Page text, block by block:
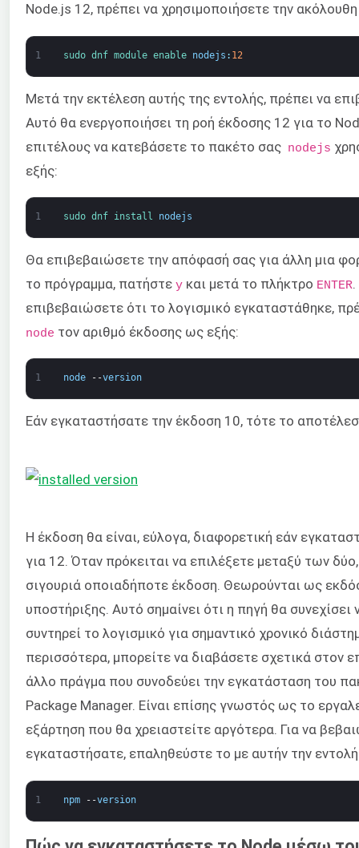
Node.js 12, πρέπει να χρησιμοποιήσετε την
1 sudo dnf module enable nodejs : 12
Μετά την εκτέλεση αυτής της εντολής, πρέπει να
Αυτό θα ενεργοποιήσει τη ροή έκδοσης 12 για το
επιτέλους να κατεβάσετε το πακέτο σας nodejs
εξής:
1 sudo dnf install nodejs
Θα επιβεβαιώσετε την απόφασή σας για άλλη μια
το πρόγραμμα, πατήστε y και μετά το πλήκτρο ENTER
επιβεβαιώσετε ότι το λογισμικό εγκαταστάθηκε,
node τον αριθμό έκδοσης ως εξής:
1 node --version
Εάν εγκαταστήσατε την έκδοση 10, τότε το
Η έκδοση θα είναι, εύλογα, διαφορετική εάν
για 12. Όταν πρόκειται να επιλέξετε μεταξύ των
σιγουριά οποιαδήποτε έκδοση. Θεωρούνται ως
υποστήριξης. Αυτό σημαίνει ότι η πηγή θα συνεχίσει
συντηρεί το λογισμικό για σημαντικό χρονικό
περισσότερα, μπορείτε να διαβάσετε σχετικά στον
άλλο πράγμα που συνοδεύει την εγκατάσταση του
Package Manager. Είναι επίσης γνωστός ως το
εξάρτηση που θα χρειαστείτε αργότερα. Για να
εγκαταστήσατε, επαληθεύστε το με αυτήν την
1 npm --version